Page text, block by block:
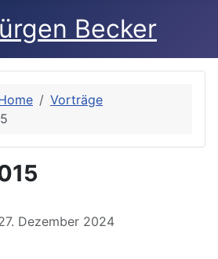
Becker
Vorträge
Dezember 2024